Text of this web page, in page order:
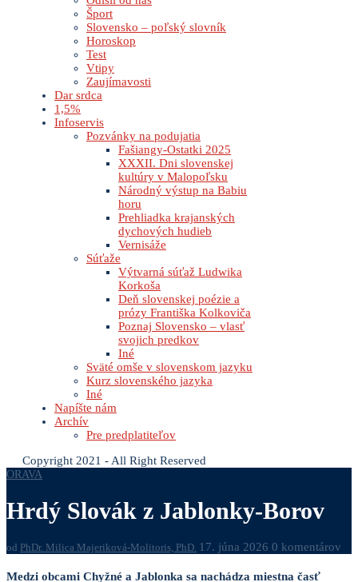
Šport
Slovensko – poľský slovník
Horoskop
Test
Vtipy
Zaujímavosti
Dar srdca
1,5%
Infoservis
Pozvánky na podujatia
Fašiangy-Ostatki 2025
XXXII. Dni slovenskej
kultúry v Malopoľsku
Národný výstup na Babiu
horu
Prehliadka krajanských
dychových hudieb
Vernisáže
Súťaže
Výtvarná súťaž Ludwika
Korkoša
Deň slovenskej poézie a
prózy Františka Kolkoviča
Poznaj Slovensko – vlasť
svojich predkov
Iné
Sväté omše v slovenskom jazyku
Kurz slovenského jazyka
Iné
Napíšte nám
Archív
Pre predplatiteľov
Copyright 2021 - All Right Reserved
ORAVA
Hrdý Slovák z Jablonky-Borov
od PhDr. Milica Majeriková-Molitoris, PhD. 17. júna 2026 0 komentárov
Medzi obcami Chyžné a Jablonka sa nachádza miestna časť